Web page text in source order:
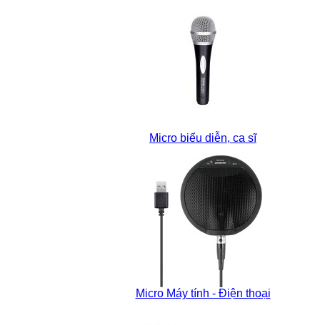
Micro biểu diễn, ca sĩ
Micro Máy tính - Điện thoại